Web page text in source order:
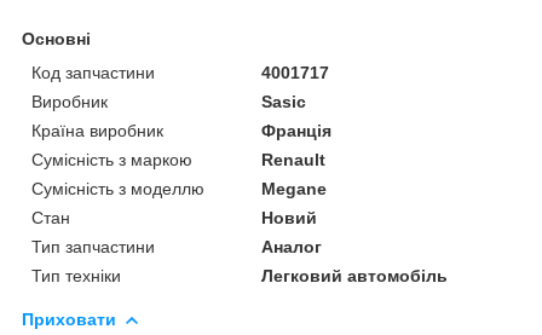
Основні
Код запчастини
4001717
Виробник
Sasic
Країна виробник
Франція
Сумісність з маркою
Renault
Сумісність з моделлю
Megane
Стан
Новий
Тип запчастини
Аналог
Тип техніки
Легковий автомобіль
Приховати